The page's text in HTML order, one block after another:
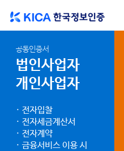
공동인증서
법인사업자
개인사업자
전자입찰
전자세금계산서
전자계약
금융서비스 이용 시